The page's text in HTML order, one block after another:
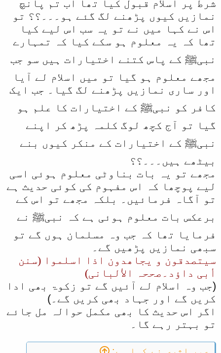
شرط پر اسلام قبول کیا تھا اب تم پانچ
نمازیں کیوں پڑھنے لگ گئے ہو۔۔۔؟؟ تو
اس نے کہا میں نے تو یہ سب اس لیے کیا
تھا کہ یہ معلوم ہو سکے کیا کہ تمہارے
نبیﷺ کے پاس کتنے اختیارات ہیں سو جب
مجھے معلوم ہو گیا تو میں اسلام لے آیا
اور ساری نمازیں پڑھنے لگ گیا۔ جب ایک
کافر کو نبیﷺ کے اختیارات کا علم ہو
گیا تو آج کچھ لوگ کلمہ پڑھ کر اپنے
نبیﷺ کے اختیارات کے منکر کیوں بنے
بیٹھے ہیں۔۔۔؟؟
مجھے تو یہ بات بناوٹی معلوم ہوئی اسی
لیے پوچھا کہ اس مفہوم کی کوئی حدیث ہے
تو آگاہ فرمائیں۔ بلکہ مجھے تو اس کے
برعکس بات معلوم ہوئی ہے کہ نبیﷺ نے
فرمایا تھا کہ جب وہ مسلمان ہوں گے تو
سبھی نمازیں پڑھیں گے۔
سیتصدقون و یجاھدون اذا اسلموا (سنن
أبی داؤد۔صححہ الألبانی)
(جب وہ اسلام لے آئیں گے تو زکوۃ بھی ادا
کریں گے اور جہاد بھی کریں گے۔)
اگر اس حدیث کا بھی مکمل حوالہ مل جائے
تو بہتر رہے گا۔